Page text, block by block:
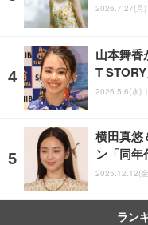
2026.7.27(月
山本舞香
T
2026.5.6(水)
横田真悠
ン「同年
2025.12.12(
ラン